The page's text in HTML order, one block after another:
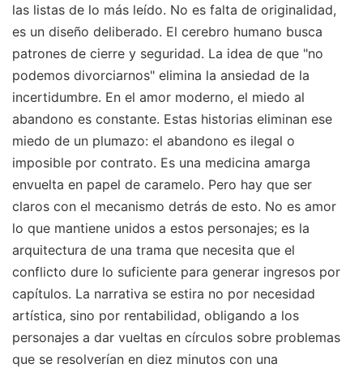
las listas de lo más leído. No es falta de originalidad,
es un diseño deliberado. El cerebro humano busca
patrones de cierre y seguridad. La idea de que "no
podemos divorciarnos" elimina la ansiedad de la
incertidumbre. En el amor moderno, el miedo al
abandono es constante. Estas historias eliminan ese
miedo de un plumazo: el abandono es ilegal o
imposible por contrato. Es una medicina amarga
envuelta en papel de caramelo. Pero hay que ser
claros con el mecanismo detrás de esto. No es amor
lo que mantiene unidos a estos personajes; es la
arquitectura de una trama que necesita que el
conflicto dure lo suficiente para generar ingresos por
capítulos. La narrativa se estira no por necesidad
artística, sino por rentabilidad, obligando a los
personajes a dar vueltas en círculos sobre problemas
que se resolverían en diez minutos con una